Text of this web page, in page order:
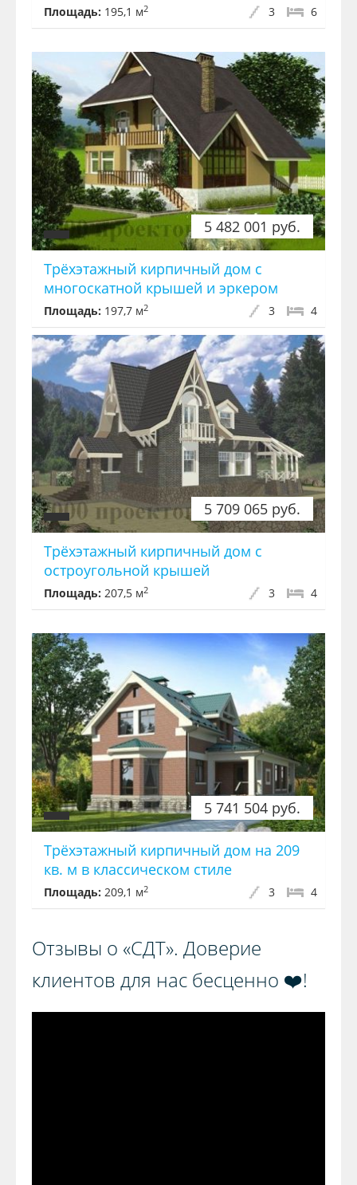
Площадь: 195,1 м2 6
3
5 482 001 руб.
Трёхэтажный кирпичный дом с
многоскатной крышей и эркером
Площадь: 197,7 м2 4
3
5 709 065 руб.
Трёхэтажный кирпичный дом с
остроугольной крышей
Площадь: 207,5 м2 4
3
5 741 504 руб.
Трёхэтажный кирпичный дом на 209
кв. м в классическом стиле
Площадь: 209,1 м2 4
3
Отзывы о «СДТ». Доверие
клиентов для нас бесценно ❤️!